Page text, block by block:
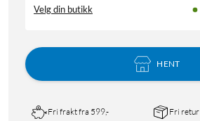
Velg din butikk
HENT
Fri frakt fra 599,- Fri retur